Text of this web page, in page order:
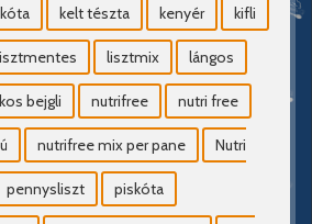
kelt tészta kenyér kifli
lisztmix lángos
bejgli nutrifree nutri free
nutrifree mix per pane Nutri
pennysliszt piskóta